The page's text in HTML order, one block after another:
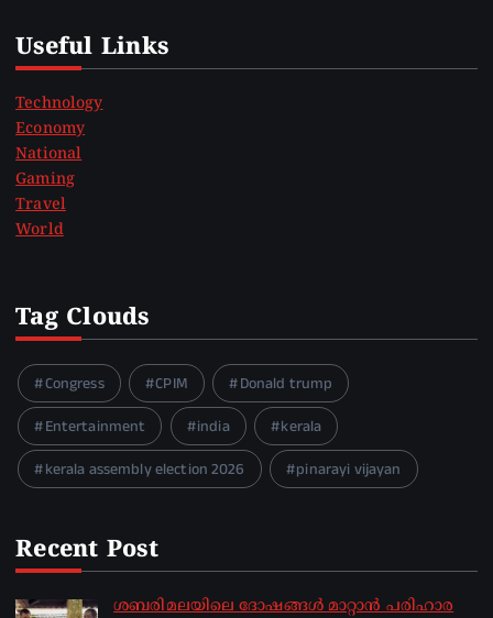
Useful Links
Technology
Economy
National
Gaming
Travel
World
Tag Clouds
Congress CPIM
Donald trump
Entertainment
india
kerala
kerala assembly election 2026
pinarayi vijayan
Recent Post
ശബരിമലയിലെ ദോഷങ്ങൾ മാറ്റാൻ പരിഹാര